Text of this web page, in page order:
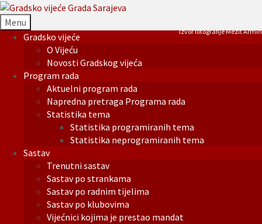
Menu
Gradsko vijeće
O Vijeću
Novosti Gradskog vijeća
Program rada
Aktuelni program rada
Napredna pretraga Programa rada
Statistika tema
Statistika programiranih tema
Statistika neprogramiranih tema
Sastav
Trenutni sastav
Sastav po strankama
Sastav po radnim tijelima
Sastav po klubovima
Vijećnici kojima je prestao mandat
Izvor fotografije Mezit Armin